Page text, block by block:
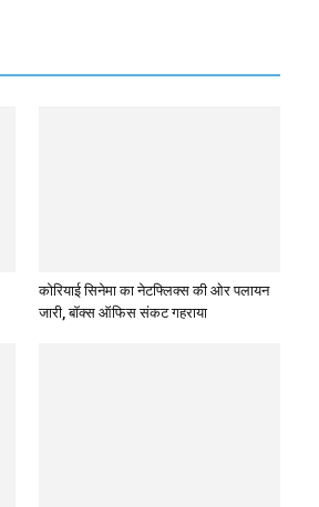
कोरियाई सिनेमा का नेटफ्लिक्स की ओर पलायन
जारी, बॉक्स ऑफिस संकट गहराया